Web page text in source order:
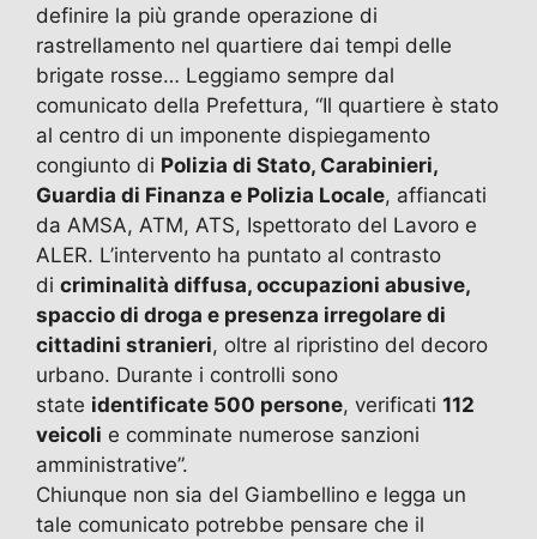
definire la più grande operazione di
rastrellamento nel quartiere dai tempi delle
brigate rosse… Leggiamo sempre dal
comunicato della Prefettura, “Il quartiere è stato
al centro di un imponente dispiegamento
congiunto di Polizia di Stato, Carabinieri,
Guardia di Finanza e Polizia Locale, affiancati
da AMSA, ATM, ATS, Ispettorato del Lavoro e
ALER. L’intervento ha puntato al contrasto
di criminalità diffusa, occupazioni abusive,
spaccio di droga e presenza irregolare di
cittadini stranieri, oltre al ripristino del decoro
urbano. Durante i controlli sono
state identificate 500 persone, verificati 112
veicoli e comminate numerose sanzioni
amministrative”.
Chiunque non sia del Giambellino e legga un
tale comunicato potrebbe pensare che il